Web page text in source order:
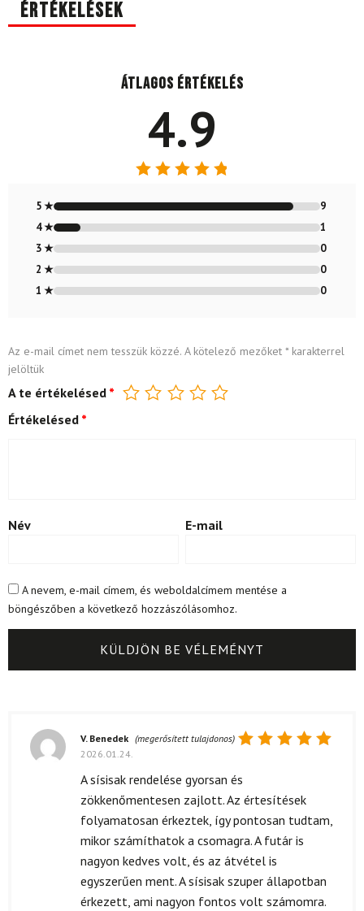
Értékelések
Átlagos értékelés
4.9
4.9/ 5
5 ★
9
4 ★
1
3 ★
0
2 ★
0
1 ★
0
Az e-mail címet nem tesszük közzé. A kötelező mezőket *karakterrel
jelöltük
A te értékelésed *
Értékelésed *
Név E-mail
A nevem, e-mail címem, és weboldalcímem mentése a
böngészőben a következő hozzászólásomhoz.
5
V. Benedek (megerősített tulajdonos)
2026.01.24.
A sísisak rendelése gyorsan és
zökkenőmentesen zajlott. Az értesítések
folyamatosan érkeztek, így pontosan tudtam,
mikor számíthatok a csomagra. A futár is
nagyon kedves volt, és az átvétel is
egyszerűen ment. A sísisak szuper állapotban
érkezett, ami nagyon fontos volt számomra.